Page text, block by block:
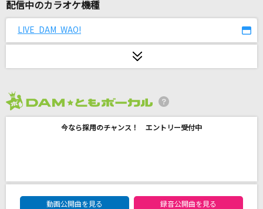
I LOVE...
フォニイ feat.可不(KAFU)
MEMORIES of the End
配信中のカラオケ機種
LIVE DAM WAO!
今なら採用のチャンス！ エントリー受付中
DAM★ともボーカルエントリーランキング
動画公開曲を見る
録音公開曲を見る